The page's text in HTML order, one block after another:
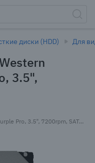
диски (HDD) Для
3.5",
Жесткий диск (HDD) Western Digital 24Tb Purple Pro, 3.5", 7200rpm, SATA3 (WD241PURP)